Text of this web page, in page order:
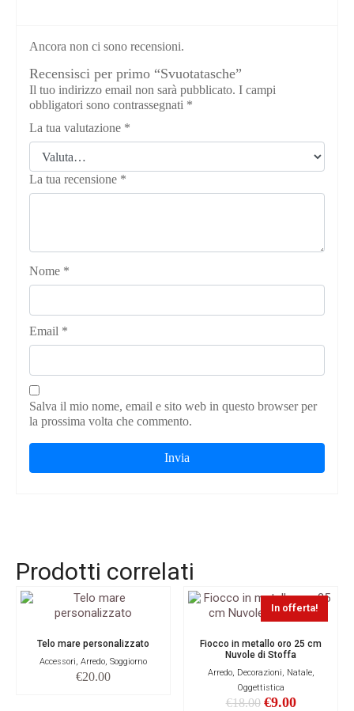
Ancora non ci sono recensioni.
Recensisci per primo “Svuotatasche”
Il tuo indirizzo email non sarà pubblicato. I campi
obbligatori sono contrassegnati *
La tua valutazione *
La tua recensione *
Nome *
Email *
Salva il mio nome, email e sito web in questo browser per
la prossima volta che commento.
Prodotti correlati
Telo mare personalizzato
Accessori, Arredo, Soggiorno
€20.00
In offerta!
Fiocco in metallo oro 25 cm
Nuvole di Stoffa
Arredo, Decorazioni, Natale,
Oggettistica
€18.00 €9.00